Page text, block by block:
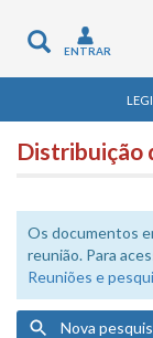
Toggle
navigation
ENTRAR
Distribuição
Os documentos
reunião. Para
Reuniões e
Nova